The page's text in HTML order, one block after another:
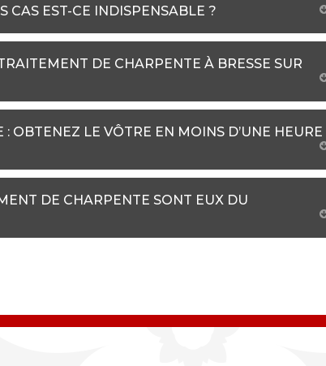
CAS EST-CE INDISPENSABLE ?
DE CHARPENTE À BRESSE SUR
OBTENEZ LE VÔTRE EN MOINS D’UNE HEURE
DE CHARPENTE SONT EUX DU